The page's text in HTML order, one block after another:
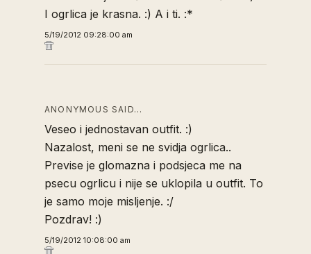
I ogrlica je krasna. :) A i ti. :*
5/19/2012 09:28:00 am
ANONYMOUS SAID…
Veseo i jednostavan outfit. :)
Nazalost, meni se ne svidja ogrlica..
Previse je glomazna i podsjeca me na
psecu ogrlicu i nije se uklopila u outfit. To
je samo moje misljenje. :/
Pozdrav! :)
5/19/2012 10:08:00 am